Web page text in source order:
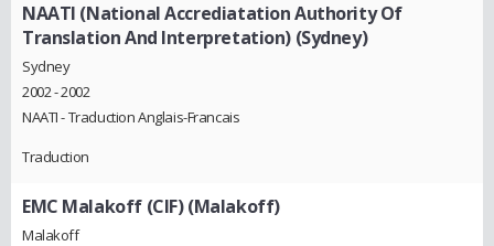
NAATI (National Accrediatation Authority Of
Translation And Interpretation) (Sydney)
Sydney
2002 - 2002
NAATI - Traduction Anglais-Francais
Traduction
EMC Malakoff (CIF) (Malakoff)
Malakoff